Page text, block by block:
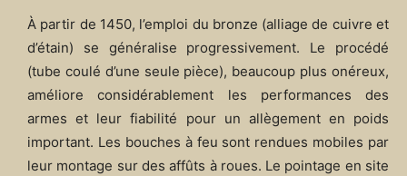
À partir de 1450, l’emploi du bronze (alliage de cuivre et
d’étain) se généralise progressivement. Le procédé
(tube coulé d’une seule pièce), beaucoup plus onéreux,
améliore considérablement les performances des
armes et leur fiabilité pour un allègement en poids
important. Les bouches à feu sont rendues mobiles par
leur montage sur des affûts à roues. Le pointage en site